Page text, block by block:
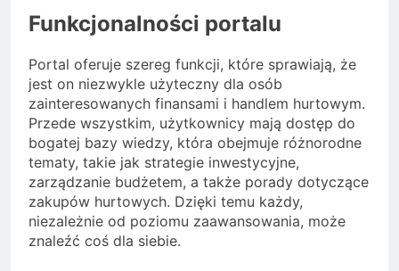
Funkcjonalności portalu
Portal oferuje szereg funkcji, które sprawiają, że
jest on niezwykle użyteczny dla osób
zainteresowanych finansami i handlem hurtowym.
Przede wszystkim, użytkownicy mają dostęp do
bogatej bazy wiedzy, która obejmuje różnorodne
tematy, takie jak strategie inwestycyjne,
zarządzanie budżetem, a także porady dotyczące
zakupów hurtowych. Dzięki temu każdy,
niezależnie od poziomu zaawansowania, może
znaleźć coś dla siebie.